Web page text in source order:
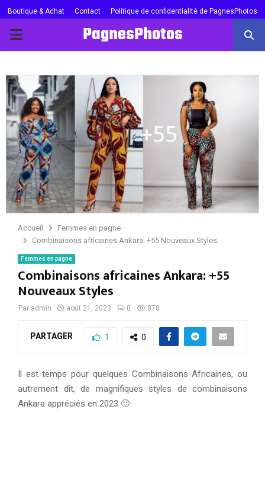
Boutique & Achat Contact Politique de confidentialité de PagnesPhotos
PRIMARY
PagnesPhotos
Accueil
Femmes en pagne
Combinaisons africaines Ankara: +55 Nouveaux Styles
Femmes en pagne
Combinaisons africaines Ankara: +55
Nouveaux Styles
Par admin août 21, 2023 0 878
PARTAGER 1 0
Il est temps pour quelques Combinaisons Africaines, ou
autrement dit, de magnifiques styles de combinaisons
Ankara appréciés en 2023 🙂